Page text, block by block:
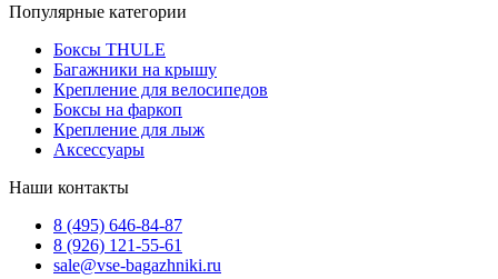
Популярные категории
Боксы THULE
Багажники на крышу
Крепление для велосипедов
Боксы на фаркоп
Крепление для лыж
Аксессуары
Наши контакты
8 (495) 646-84-87
8 (926) 121-55-61
sale@vse-bagazhniki.ru